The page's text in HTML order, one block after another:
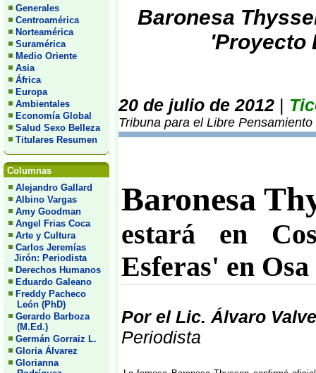
Generales
Centroamérica
Norteamérica
Suramérica
Medio Oriente
Asia
África
Europa
Ambientales
Economía Global
Salud Sexo Belleza
Titulares Resumen
Columnas
Alejandro Gallard
Albino Vargas
Amy Goodman
Angel Frias Coca
Arte y Cultura
Carlos Jeremías
Jirón: Periodista
Derechos Humanos
Eduardo Galeano
Freddy Pacheco
León (PhD)
Gerardo Barboza
(M.Ed.)
Germán Gorraiz L.
Gloria Álvarez
Glorianna
Baronesa
'Proyecto
20 de julio de 2012 |
Tribuna para el Libre Pensamiento
Baronesa
estará en
Esferas' en Osa
Por el Lic. Álvaro
Periodista